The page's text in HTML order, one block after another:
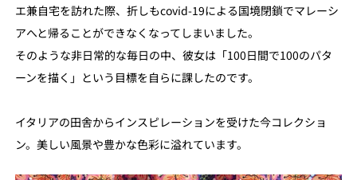
エ兼自宅を訪れた際、折しもcovid-19による国境閉鎖でマレーシ
アへと帰ることができなくなってしまいました。
そのような非日常的な毎日の中、彼女は「100日間で100のパタ
ーンを描く」という目標を自らに課したのです。
イタリアの田舎からインスピレーションを受けた今コレクショ
ン。美しい風景や豊かな色彩に溢れています。